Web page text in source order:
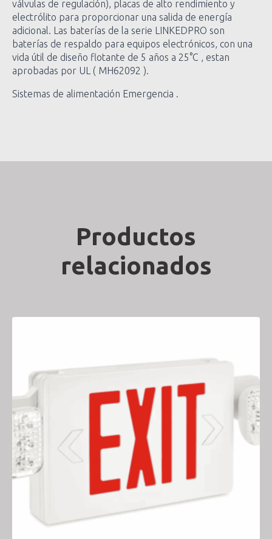
válvulas de regulación), placas de alto rendimiento y
electrólito para proporcionar una salida de energía
adicional. Las baterías de la serie LINKEDPRO son
baterías de respaldo para equipos electrónicos, con una
vida útil de diseño flotante de 5 años a 25°C , estan
aprobadas por UL ( MH62092 ).
Sistemas de alimentación Emergencia .
Productos
relacionados